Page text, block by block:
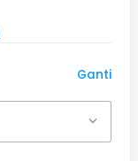
Ganti